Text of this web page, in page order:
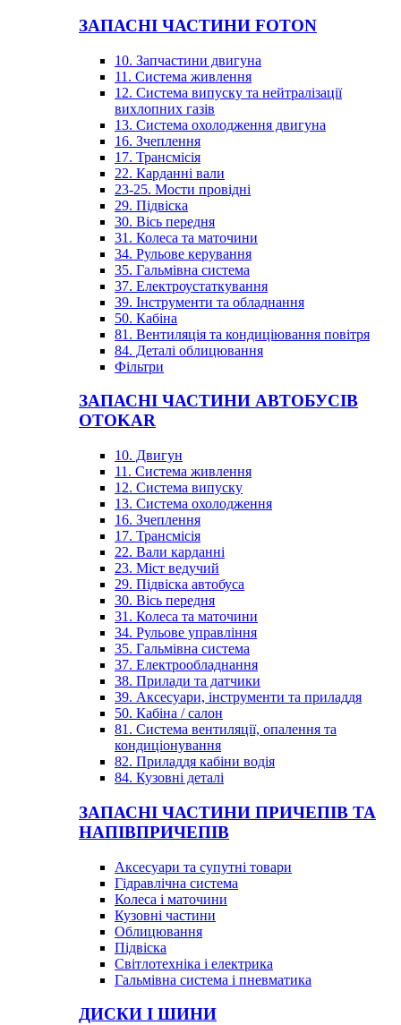
ЗАПАСНІ ЧАСТИНИ FOTON
10. Запчастини двигуна
11. Система живлення
12. Система випуску та нейтралізації
вихлопних газів
13. Система охолодження двигуна
16. Зчеплення
17. Трансмісія
22. Карданні вали
23-25. Мости провідні
29. Підвіска
30. Вісь передня
31. Колеса та маточини
34. Рульове керування
35. Гальмівна система
37. Електроустаткування
39. Інструменти та обладнання
50. Кабіна
81. Вентиляція та кондиціювання повітря
84. Деталі облицювання
Фільтри
ЗАПАСНІ ЧАСТИНИ АВТОБУСІВ
OTOKAR
10. Двигун
11. Система живлення
12. Система випуску
13. Система охолодження
16. Зчеплення
17. Трансмісія
22. Вали карданні
23. Міст ведучий
29. Підвіска автобуса
30. Вісь передня
31. Колеса та маточини
34. Рульове управління
35. Гальмівна система
37. Електрообладнання
38. Прилади та датчики
39. Аксесуари, інструменти та приладдя
50. Кабіна / салон
81. Система вентиляції, опалення та
кондиціонування
82. Приладдя кабіни водія
84. Кузовні деталі
ЗАПАСНІ ЧАСТИНИ ПРИЧЕПІВ ТА
НАПІВПРИЧЕПІВ
Аксесуари та супутні товари
Гідравлічна система
Колеса і маточини
Кузовні частини
Облицювання
Підвіска
Світлотехніка і електрика
Гальмівна система і пневматика
ДИСКИ І ШИНИ